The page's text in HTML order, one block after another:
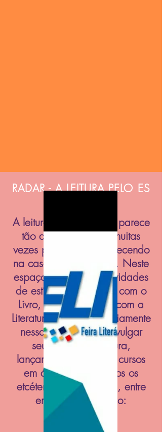
RADAR - A LEITURA PELO ES
A leitura, que às vezes parece
tão distante de nós, muitas
vezes pode estar acontecendo
na casa ao nosso lado. Neste
espaço divulgamos atividades
de estímulo ao contato com o
Livro, vom a Leitura e com a
Literatura, não necessariamente
nessa ordem. Para divulgar
seus clubes de leitura,
lançamentos de livros, cursos
em áreas afins e todos os
etcéteras que pintarem, entre
em contato conosco: